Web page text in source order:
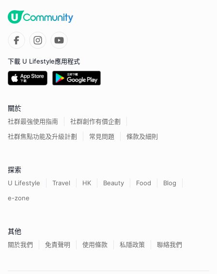
下載 U Lifestyle應用程式
關於
社群最強使用指南
社群創作有價企劃
社群焦點功能及升級計劃
常見問題 條款及細則
探索
U Lifestyle Travel HK Beauty Food
Blog
e-zone
其他
關於我們 免責聲明 使用條款 私隱政策 聯絡我們